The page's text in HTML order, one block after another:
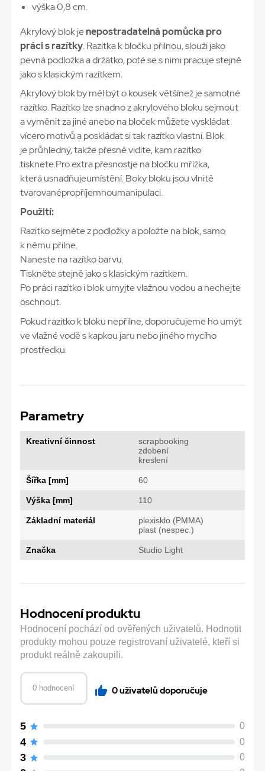
výška 0,8 cm.
Akrylový blok jenepostradatelná pomůcka pro
práci s razítky. Razítka k bločku přilnou, slouží jako
pevná podložka a držátko, poté se s nimi pracuje stejně
jako s klasickým razítkem.
Akrylový blok by měl být o kousek většínež je samotné
razítko. Razítko lze snadno z akrylového bloku sejmout
a vyměnit za jiné anebo na bloček můžete vyskládat
vícero motivů a poskládat si tak razítko vlastní. Blok
je průhledný, takže přesně vidíte, kam razítko
tisknete.Pro extra přesnostje na bločku mřížka,
která usnadňujeumístění. Boky bloku jsou vlnitě
tvarovanépropříjemnoumanipulaci.
Použití:
Razítko sejměte z podložky a položte na blok, samo
k němu přilne.
Naneste na razítko barvu.
Tiskněte stejně jako s klasickým razítkem.
Po práci razítko i blok umyjte vlažnou vodou a nechejte
oschnout.
Pokud razítko k bloku nepřilne, doporučujeme ho umýt
ve vlažné vodě s kapkou jaru nebo jiného mycího
prostředku.
Parametry
Kreativní činnost
scrapbooking
zdobení
kreslení
Šířka [mm] 60
Výška [mm] 110
Základní materiál
plexisklo (PMMA)
plast (nespec.)
Značka Studio Light
Hodnocení produktu
Hodnocení pochází od ověřených uživatelů. Hodnotit
produkty mohou pouze registrovaní uživatelé, kteří si
produkt reálně zakoupili.
0 hodnocení 0 uživatelů doporučuje
5 0
4 0
3 0